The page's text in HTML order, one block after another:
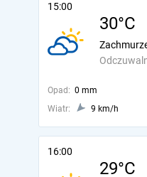
15:00
30°C
Opad: 0 mm
Wiatr:
9 km/h
16:00
29°C